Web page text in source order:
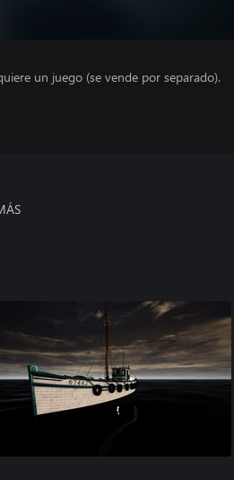
un juego (se vende por separado).